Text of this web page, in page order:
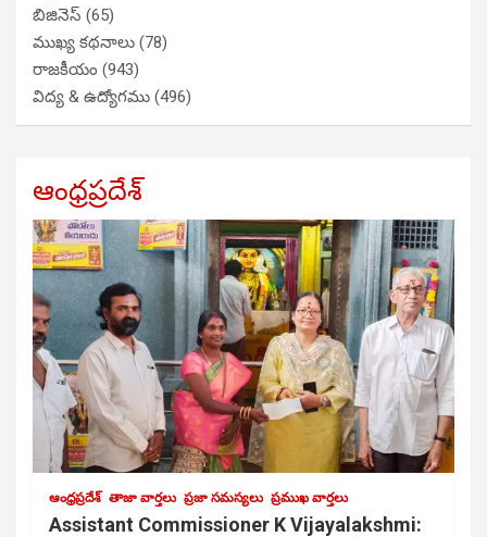
బిజినెస్ (65)
ముఖ్య కథనాలు (78)
రాజకీయం (943)
విద్య & ఉద్యోగము (496)
ఆంధ్రప్రదేశ్
ఆంధ్రప్రదేశ్ తాజా వార్తలు ప్రజా సమస్యలు ప్రముఖ వార్తలు
Assistant Commissioner K Vijayalakshmi: